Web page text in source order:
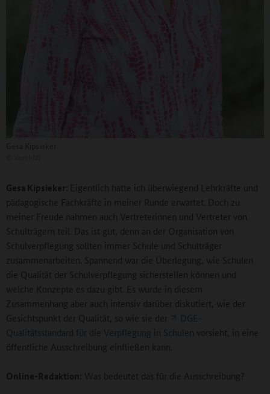
Gesa Kipsieker: Eigentlich hatte ich überwiegend Lehrkräfte und
pädagogische Fachkräfte in meiner Runde erwartet. Doch zu
meiner Freude nahmen auch Vertreterinnen und Vertreter von
Schulträgern teil. Das ist gut, denn an der Organisation von
Schulverpflegung sollten immer Schule und Schulträger
zusammenarbeiten. Spannend war die Überlegung, wie Schulen
die Qualität der Schulverpflegung sicherstellen können und
welche Konzepte es dazu gibt. Es wurde in diesem
Zusammenhang aber auch intensiv darüber diskutiert, wie der
Gesichtspunkt der Qualität, so wie sie der
DGE-
Qualitätsstandard für die Verpflegung in Schulen vorsieht, in eine
öffentliche Ausschreibung einfließen kann.
Online-Redaktion: Was bedeutet das für die Ausschreibung?